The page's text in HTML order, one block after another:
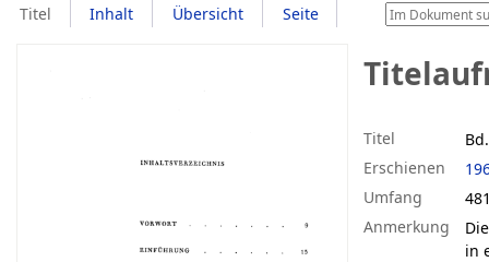
Titel Inhalt Übersicht Seite
Titel
Erschienen
Umfang
Anmerkung
in